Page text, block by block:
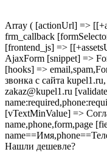
Array ( [actionUrl] =>
frm_callback
[frontend_js] =>
AjaxForm [snippet] =>
[hooks] =>
звонка с сайта
zakaz@kupel1.ru
[vTextMinValue] =>
name,phone,form,page
Нашли дешевле?